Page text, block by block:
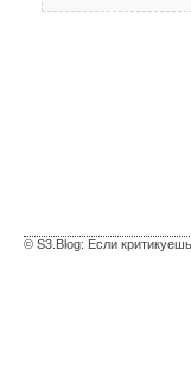
© S3.Blog: Если